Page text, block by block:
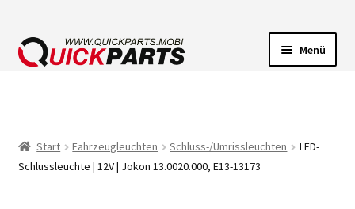
Menü
FÖRDERPUMPEN
Start Fahrzeugleuchten Schluss-/Umrissleuchten
LED-
Schlussleuchte | 12V | Jokon 13.0020.000, E13-13173